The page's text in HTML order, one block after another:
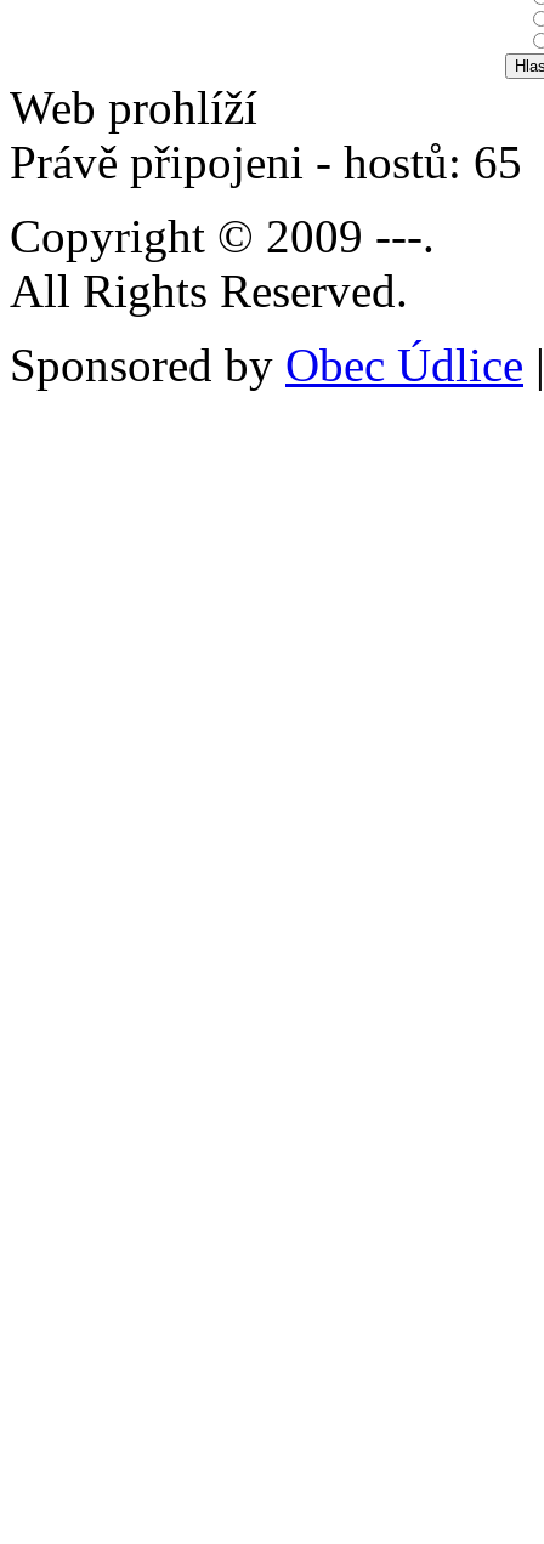
Web prohlíží
Právě připojeni - hostů: 65
Copyright © 2009 ---.
All Rights Reserved.
Sponsored by Obec Údlice